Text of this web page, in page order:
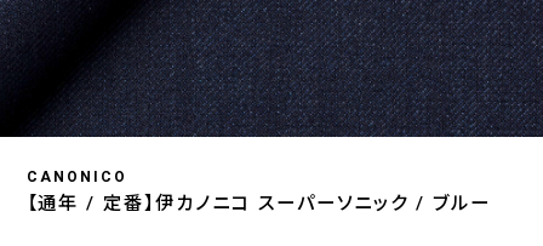
CANONICO
【通年 / 定番】伊カノニコ スーパーソニック / ブルー